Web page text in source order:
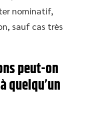
nominatif,
sauf cas très
peut-on
quelqu’un